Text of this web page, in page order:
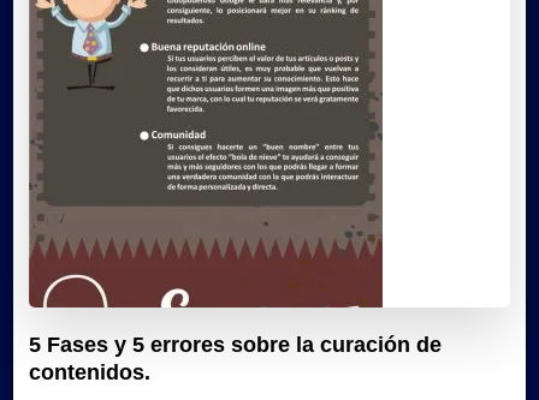
5 Fases y 5 errores sobre la curación de
contenidos.